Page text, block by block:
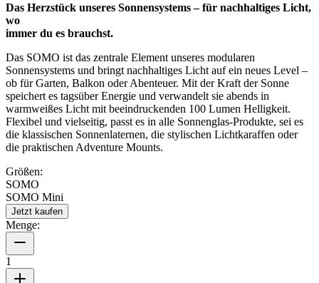
Das Herzstück unseres Sonnensystems – für nachhaltiges Licht,
wo
immer du es brauchst.
Das SOMO ist das zentrale Element unseres modularen
Sonnensystems und bringt nachhaltiges Licht auf ein neues Level –
ob für Garten, Balkon oder Abenteuer. Mit der Kraft der Sonne
speichert es tagsüber Energie und verwandelt sie abends in
warmweißes Licht mit beeindruckenden 100 Lumen Helligkeit.
Flexibel und vielseitig, passt es in alle Sonnenglas-Produkte, sei es
die klassischen Sonnenlaternen, die stylischen Lichtkaraffen oder
die praktischen Adventure Mounts.
Größen:
SOMO
SOMO Mini
Jetzt kaufen
Menge:
1